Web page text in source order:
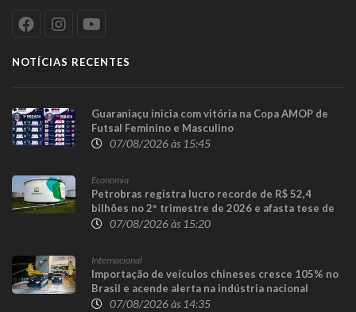
NOTÍCIAS RECENTES
Guaraniaçu inicia com vitória na Copa AMOP de
Futsal Feminino e Masculino
07/08/2026 às 15:45
Economia
Petrobras registra lucro recorde de R$ 52,4
bilhões no 2º trimestre de 2026 e afasta tese de
defasagem nos combustíveis
07/08/2026 às 15:20
Internacional
Importação de veículos chineses cresce 105% no
Brasil e acende alerta na indústria nacional
07/08/2026 às 14:35